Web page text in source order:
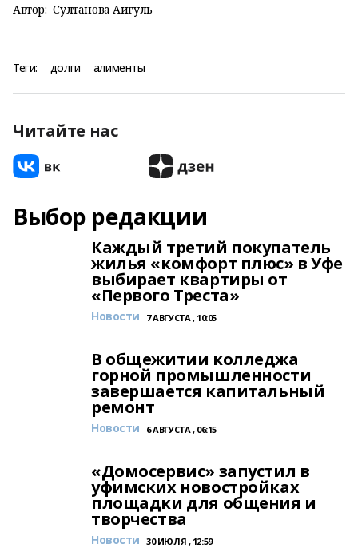
Автор: Султанова Айгуль
Теги: долги алименты
Читайте нас
Выбор редакции
Каждый третий покупатель
жилья «комфорт плюс» в Уфе
выбирает квартиры от
«Первого Треста»
Новости 7 АВГУСТА , 10:05
В общежитии колледжа
горной промышленности
завершается капитальный
ремонт
Новости 6 АВГУСТА , 06:15
«Домосервис» запустил в
уфимских новостройках
площадки для общения и
творчества
Новости 30 ИЮЛЯ , 12:59